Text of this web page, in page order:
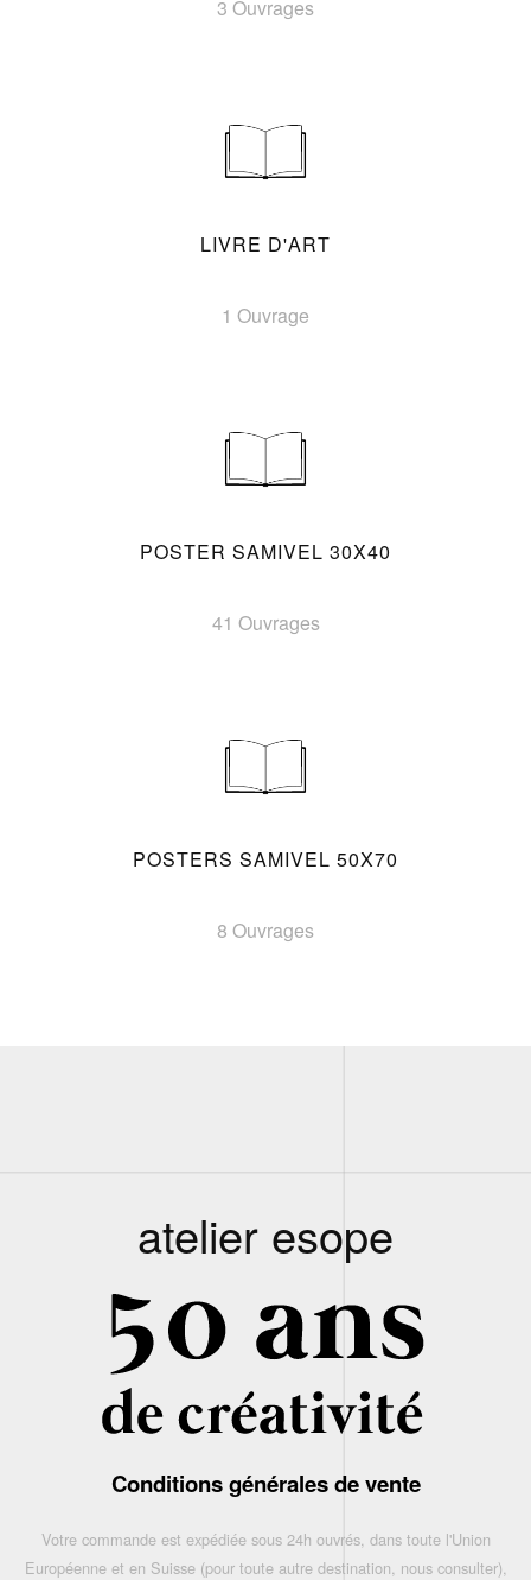
3 Ouvrages
LIVRE D'ART
1 Ouvrage
POSTER SAMIVEL 30X40
41 Ouvrages
POSTERS SAMIVEL 50X70
8 Ouvrages
atelier esope
Conditions générales de vente
Votre commande est expédiée sous 24h ouvrés, dans toute l'Union
Européenne et en Suisse (pour toute autre destination, nous consulter),